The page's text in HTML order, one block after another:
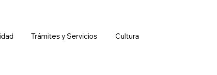
Trámites y Servicios Cultura